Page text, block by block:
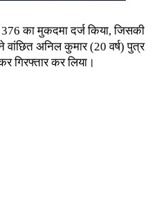
का मुकदमा दर्ज किया, जिसकी
वांछित अनिल कुमार (20 वर्ष) पुत्र
गिरफ्तार कर लिया।